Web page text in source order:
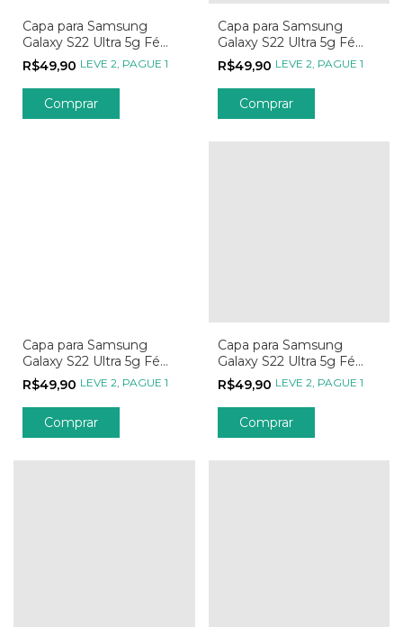
Capa para Samsung
Galaxy S22 Ultra 5g Fé
Versículos
R$49,90 LEVE 2, PAGUE 1
Comprar
Capa para Samsung
Galaxy S22 Ultra 5g Fé
Nossa Senhora
Transparente
R$49,90 LEVE 2, PAGUE 1
Comprar
Capa para Samsung
Galaxy S22 Ultra 5g Fé
Sagrado e Imaculado
Coração
R$49,90 LEVE 2, PAGUE 1
Comprar
Capa para Samsung
Galaxy S22 Ultra 5g Fé
Leão da Tribo de Davi
R$49,90 LEVE 2, PAGUE 1
Comprar